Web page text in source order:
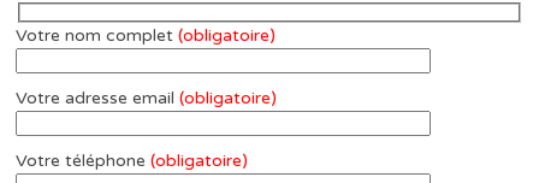
Votre nom complet(obligatoire)
Votre adresse email(obligatoire)
Votre téléphone(obligatoire)